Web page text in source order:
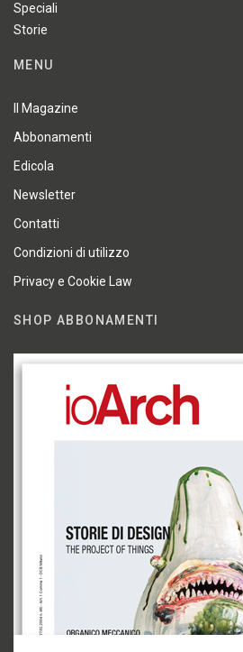
Speciali
Storie
MENU
Il Magazine
Abbonamenti
Edicola
Newsletter
Contatti
Condizioni di utilizzo
Privacy e Cookie Law
SHOP ABBONAMENTI